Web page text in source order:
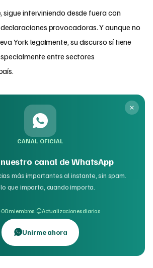
sigue interviniendo desde fuera con
provocadoras. Y aunque no
York legalmente, su discurso sí tiene
entre sectores
CANAL OFICIAL
canal de WhatsApp
más importantes al instante, sin spam.
que importa, cuando importa.
miembros· Actualizaciones diarias
Unirme ahora